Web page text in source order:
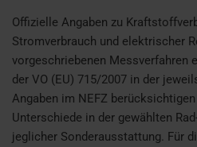
Offizielle Angaben zu
Stromverbrauch und elektrischer
vorgeschriebenen Messverfahren
der VO (EU) 715/2007 in der
Angaben im NEFZ
Unterschiede in der gewählten
jeglicher Sonderausstattung. Für